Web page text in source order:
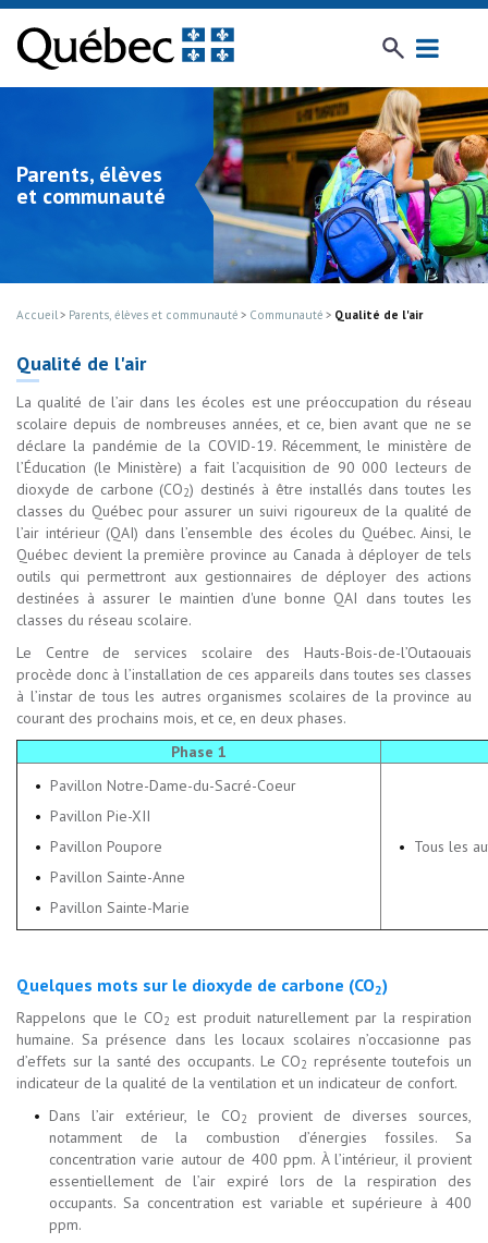
Parents, élèves
et communauté
Accueil Parents, élèves et communauté Communauté Qualité de l'air
Qualité de l'air
La qualité de l’air dans les écoles est une préoccupation du réseau
scolaire depuis de nombreuses années, et ce, bien avant que ne se
déclare la pandémie de la COVID-19. Récemment, le ministère de
l’Éducation (le Ministère) a fait l’acquisition de 90 000 lecteurs de
dioxyde de carbone (CO2) destinés à être installés dans toutes les
classes du Québec pour assurer un suivi rigoureux de la qualité de
l’air intérieur (QAI) dans l’ensemble des écoles du Québec. Ainsi, le
Québec devient la première province au Canada à déployer de tels
outils qui permettront aux gestionnaires de déployer des actions
destinées à assurer le maintien d'une bonne QAI dans toutes les
classes du réseau scolaire.
Le Centre de services scolaire des Hauts-Bois-de-l’Outaouais
procède donc à l’installation de ces appareils dans toutes ses classes
à l’instar de tous les autres organismes scolaires de la province au
courant des prochains mois, et ce, en deux phases.
Phase 1
Pavillon Notre-Dame-du-Sacré-Coeur
Pavillon Pie-XII
Pavillon Poupore
Pavillon Sainte-Anne
Pavillon Sainte-Marie
Tous les
Quelques mots sur le dioxyde de carbone (CO2)
Rappelons que le CO2 est produit naturellement par la respiration
humaine. Sa présence dans les locaux scolaires n’occasionne pas
d’effets sur la santé des occupants. Le CO2 représente toutefois un
indicateur de la qualité de la ventilation et un indicateur de confort.
Dans l’air extérieur, le CO2
provient de diverses sources,
notamment de la combustion d’énergies fossiles. Sa
concentration varie autour de 400 ppm. À l’intérieur, il provient
essentiellement de l’air expiré lors de la respiration des
occupants. Sa concentration est variable et supérieure à 400
ppm.